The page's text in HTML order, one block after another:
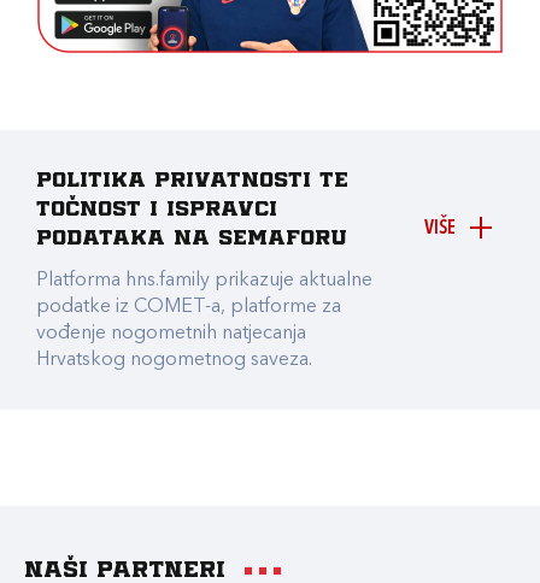
VIŠE
Politika privatnosti te
točnost i ispravci
podataka na Semaforu
Platforma hns.family prikazuje aktualne
podatke iz COMET-a, platforme za
vođenje nogometnih natjecanja
Hrvatskog nogometnog saveza.
Naši partneri